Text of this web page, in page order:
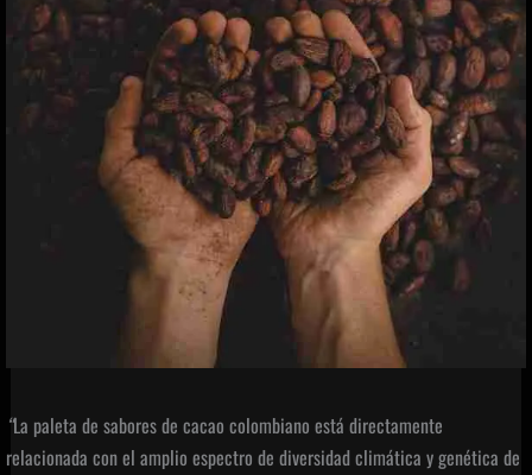
“La paleta de sabores de cacao colombiano está directamente
relacionada con el amplio espectro de diversidad climática y genética de